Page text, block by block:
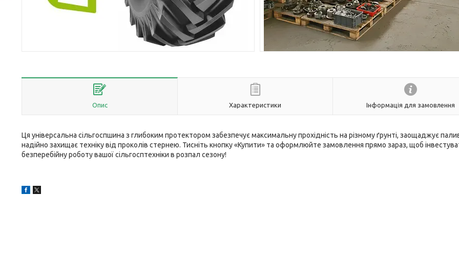
Опис Характеристики Інформація для замовлення
Ця універсальна сільгоспшина з глибоким протектором забезпечує максимальну прохідність на різному ґрунті, заощаджує
надійно захищає техніку від проколів стернею. Тисніть кнопку «Купити» та оформлюйте замовлення прямо зараз, щоб
безперебійну роботу вашої сільгосптехніки в розпал сезону!